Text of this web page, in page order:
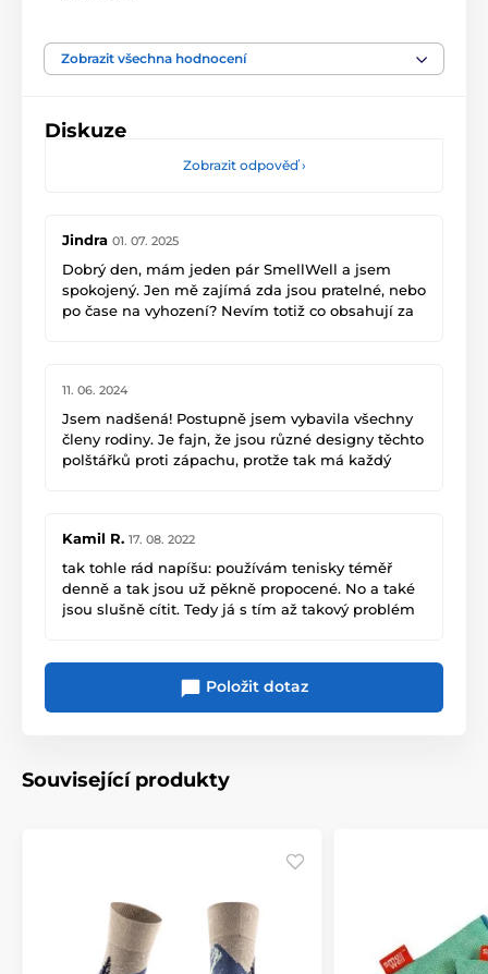
Zobrazit všechna hodnocení
Diskuze
Zobrazit odpověď›
Jindra 01. 07. 2025
Dobrý den, mám jeden pár SmellWell a jsem
spokojený. Jen mě zajímá zda jsou pratelné, nebo
po čase na vyhození? Nevím totiž co obsahují za
11. 06. 2024
Jsem nadšená! Postupně jsem vybavila všechny
členy rodiny. Je fajn, že jsou různé designy těchto
polštářků proti zápachu, protže tak má každý
Kamil R. 17. 08. 2022
tak tohle rád napíšu: používám tenisky téměř
denně a tak jsou už pěkně propocené. No a také
jsou slušně cítit. Tedy já s tím až takový problém
funguje, protože během týdne jsem doma dostal
pochvalu.
investice. Kamil
Položit dotaz
Související produkty